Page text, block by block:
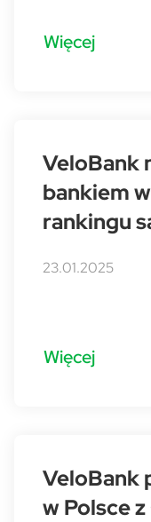
Więcej
VeloBank
bankiem
rankingu
23.01.2025
Więcej
VeloBank
w Polsce